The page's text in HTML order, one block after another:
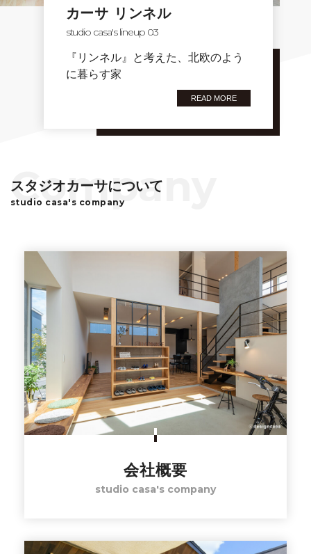
カーサ リンネル
studio casa's lineup 03
『リンネル』と考えた、北欧のよう
に暮らす家
READ MORE
スタジオカーサについて
studio casa's company
会社概要
studio casa's company